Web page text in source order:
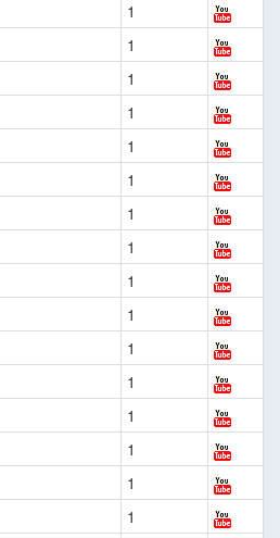
1
1
1
1
1
1
1
1
1
1
1
1
1
1
1
1